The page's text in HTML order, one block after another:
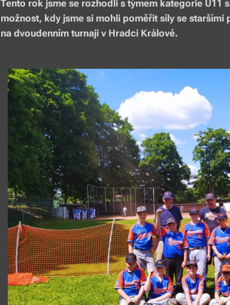
Tento rok jsme se rozhodli s týmem kategorie U11
možnost, kdy jsme si mohli poměřit síly se staršími
na dvoudenním turnaji v Hradci Králové.